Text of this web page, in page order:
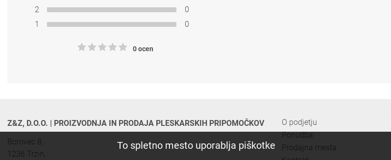
2
0
1
0
0 ocen
Z&Z, D.O.O. | PROIZVODNJA IN PRODAJA PLESKARSKIH PRIPOMOČKOV
Borovec 8,
1236 Trzin,
O podjetju
Ponudba
Prodajna mesta
To spletno mesto uporablja piškotke